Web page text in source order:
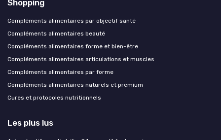
Shopping
Compléments alimentaires par objectif santé
Compléments alimentaires beauté
Compléments alimentaires forme et bien-être
Compléments alimentaires articulations et muscles
Compléments alimentaires par forme
Compléments alimentaires naturels et premium
Cures et protocoles nutritionnels
Les plus lus